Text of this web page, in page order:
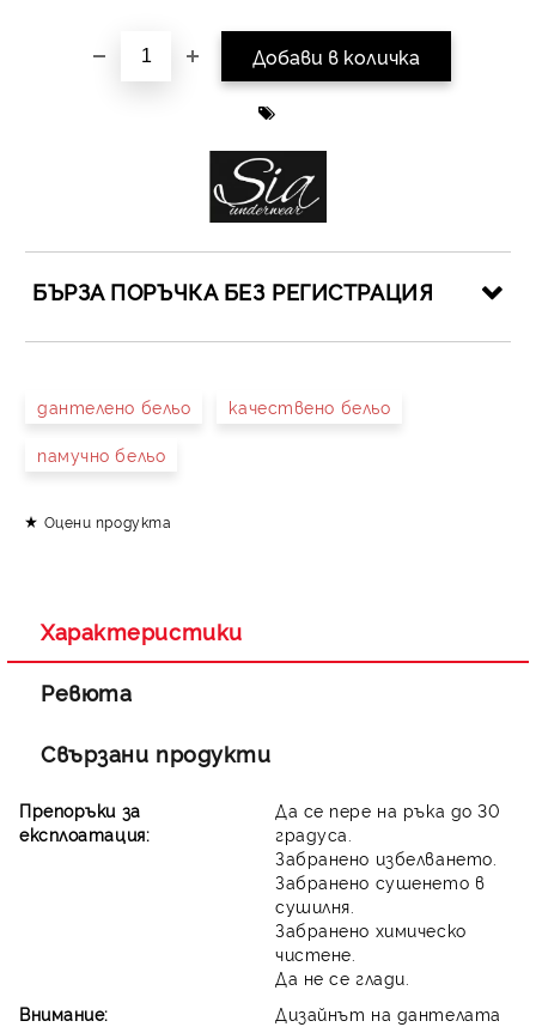
БЪРЗА ПОРЪЧКА БЕЗ РЕГИСТРАЦИЯ
дантелено бельо качествено бельо
памучно бельо
Оцени продукта
Характеристики
Ревюта
Свързани продукти
Препоръки за
експлоатация:
Да се пере на ръка до 30
градуса.
Забранено избелването.
Забранено сушенето в
сушилня.
Забранено химическо
чистене.
Да не се глади.
Внимание:
Дизайнът на дантелата